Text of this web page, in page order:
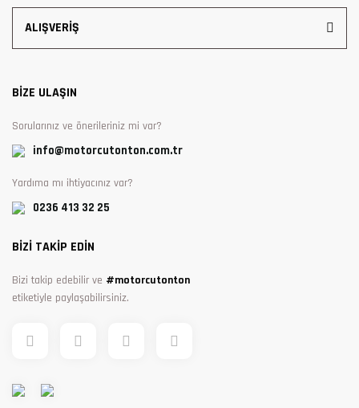
ALIŞVERİŞ
BİZE ULAŞIN
Sorularınız ve önerileriniz mi var?
info@motorcutonton.com.tr
Yardıma mı ihtiyacınız var?
0236 413 32 25
BİZİ TAKİP EDİN
Bizi takip edebilir ve #motorcutonton
etiketiyle paylaşabilirsiniz.